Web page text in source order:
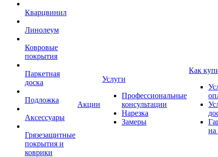
Кварцвинил
Линолеум
Ковровые
покрытия
Паркетная
доска
Подложка
Аксессуары
Грязезащитные
покрытия и
коврики
Акции
Услуги
Профессиональные
консультации
Нарезка
Замеры
Как
на